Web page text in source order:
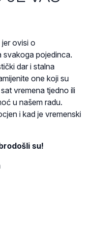
ovisi o
pojedinca.
dar i stalna
one koji su
vremena tjedno ili
u našem radu.
i kad je vremenski
su!